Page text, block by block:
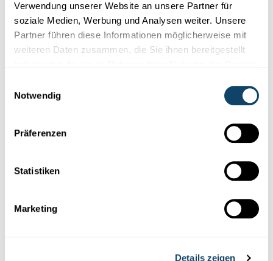
Verwendung unserer Website an unsere Partner für
soziale Medien, Werbung und Analysen weiter. Unsere
Partner führen diese Informationen möglicherweise mit
weiteren Daten zusammen, die Sie ihnen bereitgestellt
Notwendig
Präferenzen
Statistiken
Marketing
Details zeigen
Photovoltaik ist die Kunst, mit Hilfe von Solarzellen aus
das eigentlich?